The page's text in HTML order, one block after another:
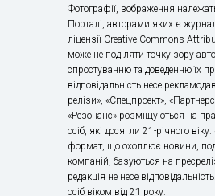
Фотографії, зображення
Порталі, авторами яких є
ліцензії Creative Commons
може не поділяти точку зору
спростуванню та доведенню їх
відповідальність несе
релізи», «Спецпроект»,
«Резонанс» розміщуються на
осіб, які досягли 21-річного
формат, що охоплює новини,
компаній, базуються на
редакція не несе
осіб віком від 21 року.